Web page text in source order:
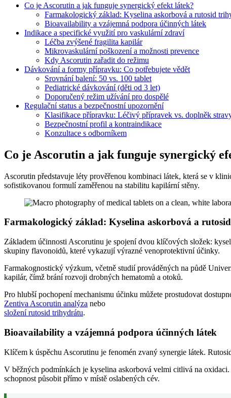
Co je Ascorutin a jak funguje synergický efekt látek?
Farmakologický základ: Kyselina askorbová a rutosid
Bioavailability a vzájemná podpora účinných látek
Indikace a specifické využití pro vaskulární zdraví
Léčba zvýšené fragilita kapilár
Mikrovaskulární poškození a možnosti prevence
Kdy Ascorutin zařadit do režimu
Dávkování a formy přípravku: Co potřebujete vědět
Srovnání balení: 50 vs. 100 tablet
Pediatrické dávkování (děti od 3 let)
Doporučený režim užívání pro dospělé
Regulační status a bezpečnostní upozornění
Klasifikace přípravku: Léčivý přípravek vs. doplněk
Bezpečnostní profil a kontraindikace
Konzultace s odborníkem
Co je Ascorutin a jak funguje synergický
Ascorutin představuje léty prověřenou kombinaci látek, která se v
sofistikovanou formulí zaměřenou na stabilitu kapilární stěny.
Farmakologický základ: Kyselina askorbová a
Základem účinnosti Ascorutinu je spojení dvou klíčových složek:
skupiny flavonoidů, které vykazují výrazné venoprotektivní účinky.
Farmakognostický výzkum, včetně studií prováděných na půdě
kapilár, čímž brání rozvoji drobných hematomů a otoků.
Pro hlubší pochopení mechanismu účinku můžete prostudovat
Zentiva Ascorutin analýza nebo
složení rutosid trihydrátu.
Bioavailability a vzájemná podpora účinných látek
Klíčem k úspěchu Ascorutinu je fenomén zvaný synergie látek.
V běžných podmínkách je kyselina askorbová velmi citlivá na
schopnost působit přímo v místě oslabených cév.